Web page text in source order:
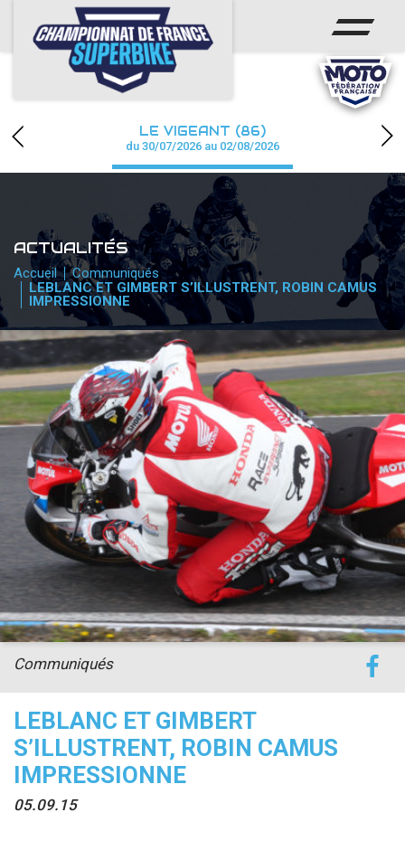
ACCUEIL
CHAMPIONNAT
CALENDRIER
PHOTOS / WEB TV
PARTENAIRES
PRESSE
PRESSE
accéder à la billetterie
LE VIGEANT (86)
du 30/07/2026 au 02/08/2026
ACTUALITÉS
Accueil
Communiqués
LEBLANC ET GIMBERT S’ILLUSTRENT, ROBIN CAMUS
IMPRESSIONNE
LEBLANC ET GIMBERT
S’ILLUSTRENT, ROBIN CAMUS
IMPRESSIONNE
05.09.15
Communiqués